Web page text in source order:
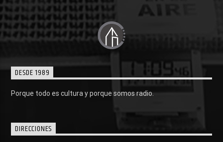
DESDE 1989
Porque todo es cultura y porque somos radio.
DIRECCIONES